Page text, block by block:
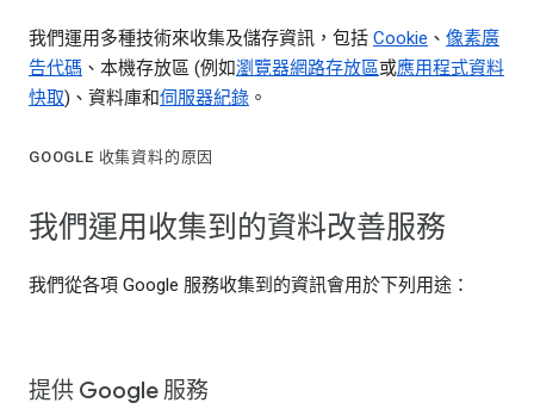
我們運用多種技術來收集及儲存資訊，包括 Cookie 、 像素廣
告代碼 、本機存放區 (例如瀏覽器網路存放區或應用程式資料
快取)、資料庫和伺服器紀錄 。
GOOGLE 收集資料的原因
我們運用收集到的資料改善服務
我們從各項 Google 服務收集到的資訊會用於下列用途：
提供 Google 服務